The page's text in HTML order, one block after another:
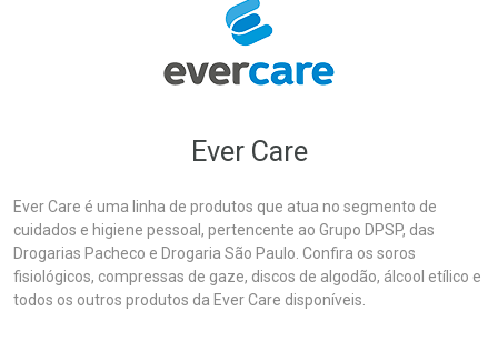
Ever Care
Ever Care é uma linha de produtos que atua no segmento de
cuidados e higiene pessoal, pertencente ao Grupo DPSP, das
Drogarias Pacheco e Drogaria São Paulo. Confira os soros
fisiológicos, compressas de gaze, discos de algodão, álcool etílico e
todos os outros produtos da Ever Care disponíveis.